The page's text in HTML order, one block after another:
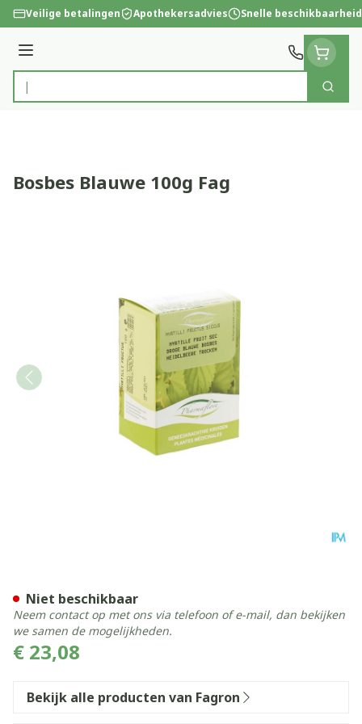
Ga naar de inhoud
Veilige betalingen Apothekersadvies Snelle beschikbaarheid
Menu
Product, merk, categorie...
Zoek
Bosbes Blauwe 100g Fag
€ 23,08
Niet beschikbaar
Neem contact op met ons via telefoon of e-mail, dan bekijken
we samen de mogelijkheden.
Bekijk alle producten van Fagron